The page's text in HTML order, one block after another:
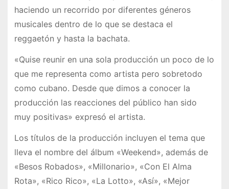
haciendo un recorrido por diferentes géneros
musicales dentro de lo que se destaca el
reggaetón y hasta la bachata.
«Quise reunir en una sola producción un poco de lo
que me representa como artista pero sobretodo
como cubano. Desde que dimos a conocer la
producción las reacciones del público han sido
muy positivas» expresó el artista.
Los títulos de la producción incluyen el tema que
lleva el nombre del álbum «Weekend», además de
«Besos Robados», «Millonario», «Con El Alma
Rota», «Rico Rico», «La Lotto», «Así», «Mejor